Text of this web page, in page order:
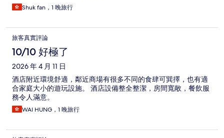
Shuk fan，1 晚旅行
旅客真實評論
10/10 好極了
2026 年 4 月 11 日
酒店附近環境舒適，鄰近商場有很多不同的食肆可巽擇，也有適
合家庭大小的遊玩設施。 酒店設備整全整潔，房間寬敞，餐飲服
務令人滿意。
WAI HUNG，1 晚旅行